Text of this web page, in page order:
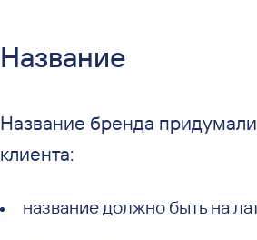
Название
Название бренда
клиента:
название должно быть на